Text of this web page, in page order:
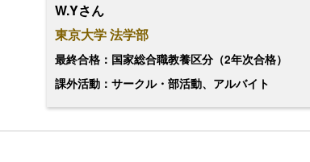
W.Yさん
東京大学 法学部
最終合格：国家総合職教養区分（2年次合格）
課外活動：サークル・部活動、アルバイト